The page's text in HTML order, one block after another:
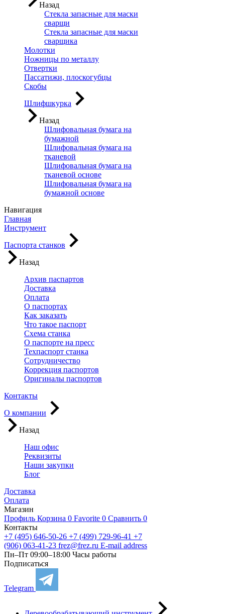
Назад
Стекла запасные для маски
сварщи
Стекла запасные для маски
сварщика
Молотки
Ножницы по металлу
Отвертки
Пассатижи, плоскогубцы
Скобы
Шлифшкурка
Назад
Шлифовальная бумага на
бумажной
Шлифовальная бумага на
тканевой
Шлифовальная бумага на
тканевой основе
Шлифовальная бумага на
бумажной основе
Навигация
Главная
Инструмент
Паспорта станков
Назад
Архив паспартов
Доставка
Оплата
О паспортах
Как заказать
Что такое паспорт
Схема станка
О паспорте на пресс
Техпаспорт станка
Сотрудничество
Коррекция паспортов
Оригиналы паспортов
Контакты
О компании
Назад
Наш офис
Реквизиты
Наши закупки
Блог
Доставка
Оплата
Магазин
Профиль Корзина 0 Favorite 0 Сравнить 0
Контакты
+7 (495) 646-50-26 +7 (499) 729-96-41 +7
(906) 063-41-23 frez@frez.ru E-mail address
Пн–Пт 09:00–18:00 Часы работы
Подписаться
Telegram